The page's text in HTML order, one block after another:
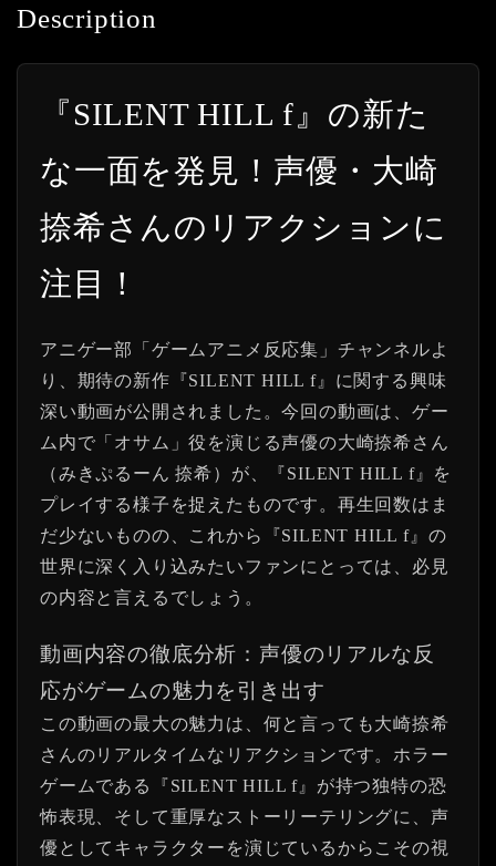
Description
『SILENT HILL f』の新た
な一面を発見！声優・大崎
捺希さんのリアクションに
注目！
アニゲー部「ゲームアニメ反応集」チャンネルよ
り、期待の新作『SILENT HILL f』に関する興味
深い動画が公開されました。今回の動画は、ゲー
ム内で「オサム」役を演じる声優の大崎捺希さん
（みきぷるーん 捺希）が、『SILENT HILL f』を
プレイする様子を捉えたものです。再生回数はま
だ少ないものの、これから『SILENT HILL f』の
世界に深く入り込みたいファンにとっては、必見
の内容と言えるでしょう。
動画内容の徹底分析：声優のリアルな反
応がゲームの魅力を引き出す
この動画の最大の魅力は、何と言っても大崎捺希
さんのリアルタイムなリアクションです。ホラー
ゲームである『SILENT HILL f』が持つ独特の恐
怖表現、そして重厚なストーリーテリングに、声
優としてキャラクターを演じているからこその視